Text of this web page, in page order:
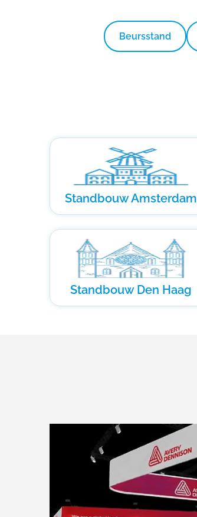
Beursstand
Standbouw Amsterdam
Standbouw Den Haag